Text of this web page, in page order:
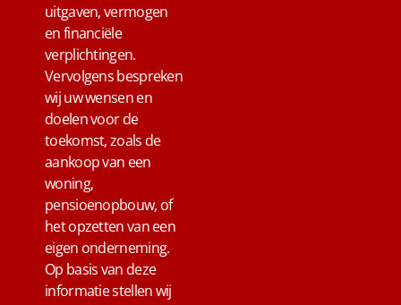
uitgaven, vermogen
en financiële
verplichtingen.
Vervolgens bespreken
wij uw wensen en
doelen voor de
toekomst, zoals de
aankoop van een
woning,
pensioenopbouw, of
het opzetten van een
eigen onderneming.
Op basis van deze
informatie stellen wij